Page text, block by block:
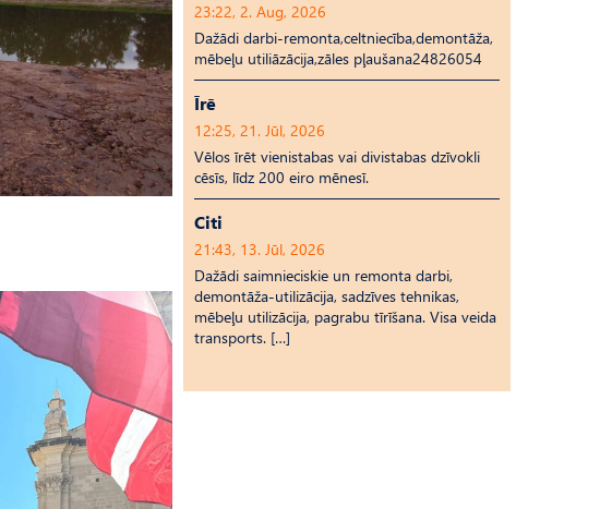
23:22, 2. Aug, 2026
Dažādi darbi-remonta,celtniecība,demontāža,
mēbeļu utiliāzācija,zāles pļaušana24826054
Īrē
12:25, 21. Jūl, 2026
Vēlos īrēt vienistabas vai divistabas dzīvokli
cēsīs, līdz 200 eiro mēnesī.
Citi
21:43, 13. Jūl, 2026
Dažādi saimnieciskie un remonta darbi,
demontāža-utilizācija, sadzīves tehnikas,
mēbeļu utilizācija, pagrabu tīrīšana. Visa veida
transports. […]